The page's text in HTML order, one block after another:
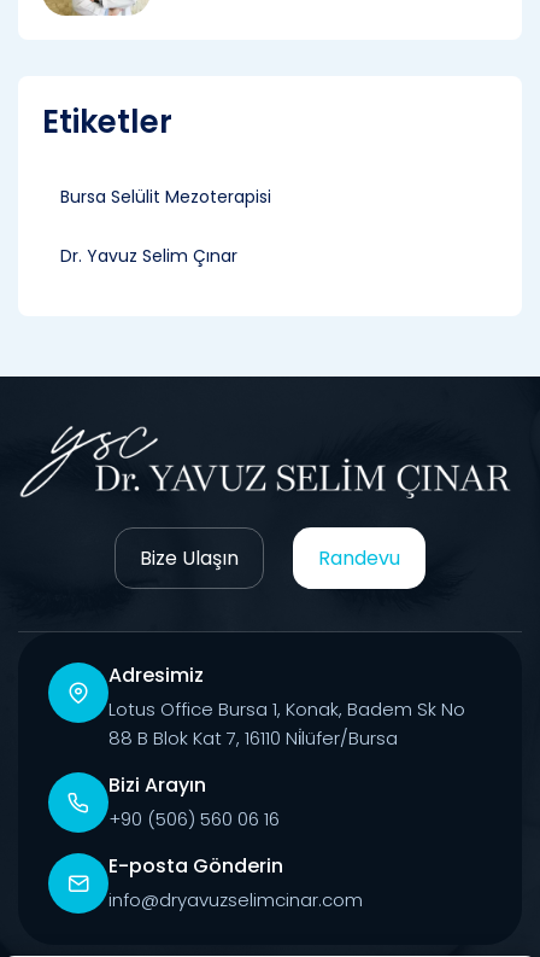
Etiketler
Bursa Selülit Mezoterapisi
Dr. Yavuz Selim Çınar
Bize Ulaşın Randevu
Adresimiz
Lotus Office Bursa 1, Konak, Badem Sk No
88 B Blok Kat 7, 16110 Ni̇lüfer/Bursa
Bizi Arayın
+90 (506) 560 06 16
E-posta Gönderin
info@dryavuzselimcinar.com